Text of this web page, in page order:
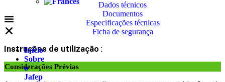
Inicio
Sobre
o
Jafep
Dados técnicos
Documentos
Especificações técnicas
Ficha de segurança
Instruções de utilização :
Considerações Prévias